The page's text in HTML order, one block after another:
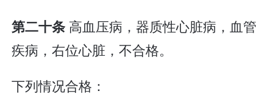
第二十条 高血压病，器质性心脏病，血管
疾病，右位心脏，不合格。
下列情况合格：